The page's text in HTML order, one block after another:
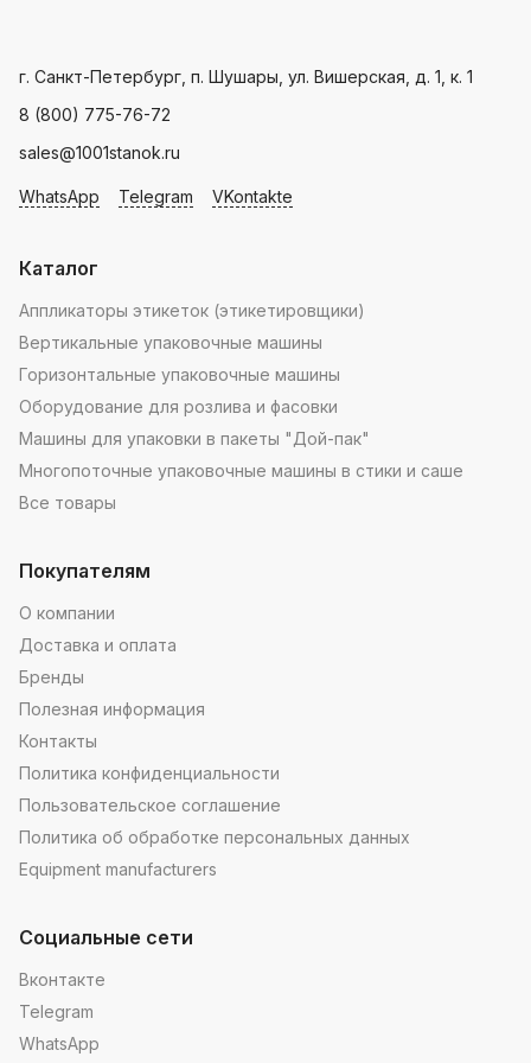
г. Санкт-Петербург, п. Шушары, ул. Вишерская, д. 1, к. 1
8 (800) 775-76-72
sales@1001stanok.ru
WhatsApp Telegram VKontakte
Каталог
Аппликаторы этикеток (этикетировщики)
Вертикальные упаковочные машины
Горизонтальные упаковочные машины
Оборудование для розлива и фасовки
Машины для упаковки в пакеты "Дой-пак"
Многопоточные упаковочные машины в стики и саше
Все товары
Покупателям
О компании
Доставка и оплата
Бренды
Полезная информация
Контакты
Политика конфиденциальности
Пользовательское соглашение
Политика об обработке персональных данных
Equipment manufacturers
Социальные сети
Вконтакте
Telegram
WhatsApp